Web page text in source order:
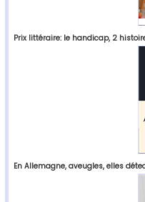
Prix littéraire: le handicap, 2
En Allemagne, aveugles, elles